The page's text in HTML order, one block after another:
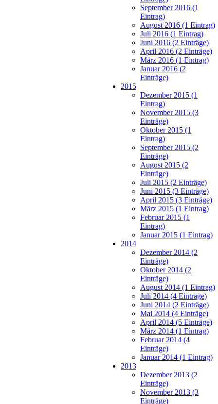
September 2016 (1
Eintrag)
August 2016 (1 Eintrag)
Juli 2016 (1 Eintrag)
Juni 2016 (2 Einträge)
April 2016 (2 Einträge)
März 2016 (1 Eintrag)
Januar 2016 (2
Einträge)
2015
Dezember 2015 (1
Eintrag)
November 2015 (3
Einträge)
Oktober 2015 (1
Eintrag)
September 2015 (2
Einträge)
August 2015 (2
Einträge)
Juli 2015 (2 Einträge)
Juni 2015 (3 Einträge)
April 2015 (3 Einträge)
März 2015 (1 Eintrag)
Februar 2015 (1
Eintrag)
Januar 2015 (1 Eintrag)
2014
Dezember 2014 (2
Einträge)
Oktober 2014 (2
Einträge)
August 2014 (1 Eintrag)
Juli 2014 (4 Einträge)
Juni 2014 (2 Einträge)
Mai 2014 (4 Einträge)
April 2014 (5 Einträge)
März 2014 (1 Eintrag)
Februar 2014 (4
Einträge)
Januar 2014 (1 Eintrag)
2013
Dezember 2013 (2
Einträge)
November 2013 (3
Einträge)